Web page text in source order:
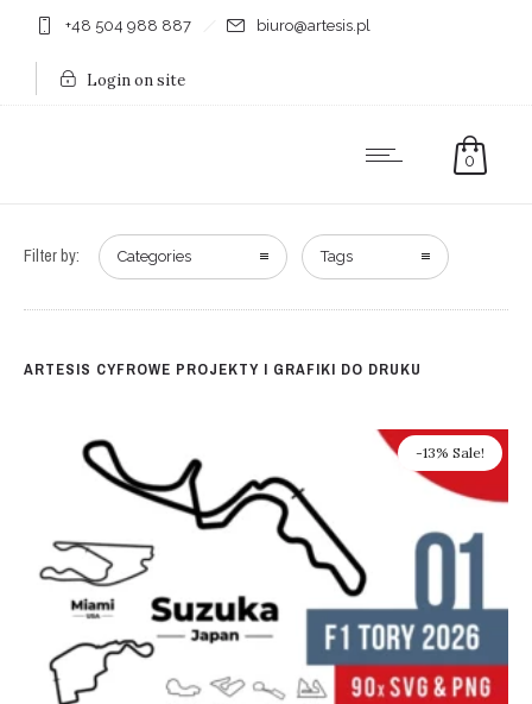
+48 504 988 887 biuro@artesis.pl
Login on site
0
Filter by: Categories Tags
ARTESIS CYFROWE PROJEKTY I GRAFIKI DO DRUKU
-13% Sale!